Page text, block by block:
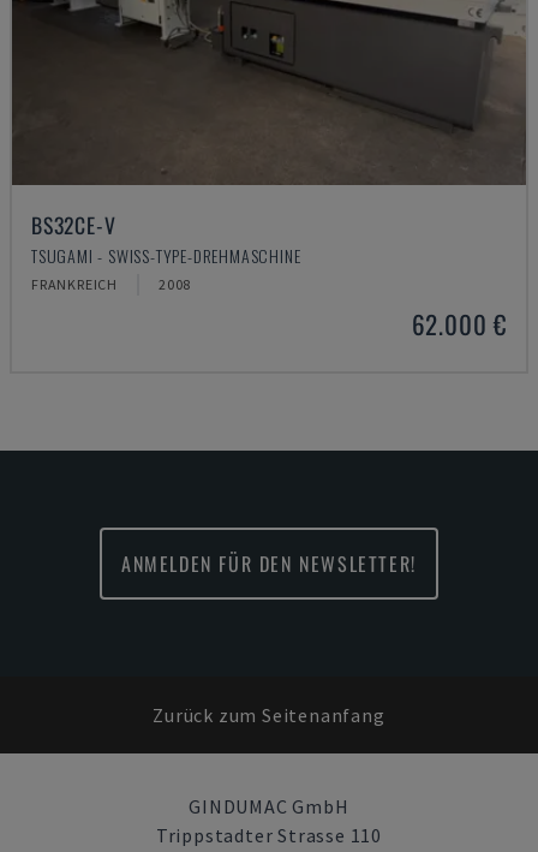
BS32CE-V
TSUGAMI - SWISS-TYPE-DREHMASCHINE
FRANKREICH 2008
62.000 €
ANMELDEN FÜR DEN NEWSLETTER!
Zurück zum Seitenanfang
GINDUMAC GmbH
Trippstadter Strasse 110